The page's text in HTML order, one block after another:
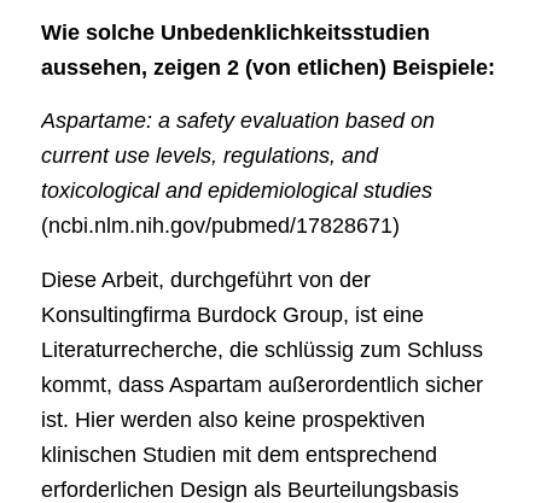
Wie solche Unbedenklichkeitsstudien
aussehen, zeigen 2 (von etlichen) Beispiele:
Aspartame: a safety evaluation based on
current use levels, regulations, and
toxicological and epidemiological studies
(ncbi.nlm.nih.gov/pubmed/17828671)
Diese Arbeit, durchgeführt von der
Konsultingfirma Burdock Group, ist eine
Literaturrecherche, die schlüssig zum Schluss
kommt, dass Aspartam außerordentlich sicher
ist. Hier werden also keine prospektiven
klinischen Studien mit dem entsprechend
erforderlichen Design als Beurteilungsbasis